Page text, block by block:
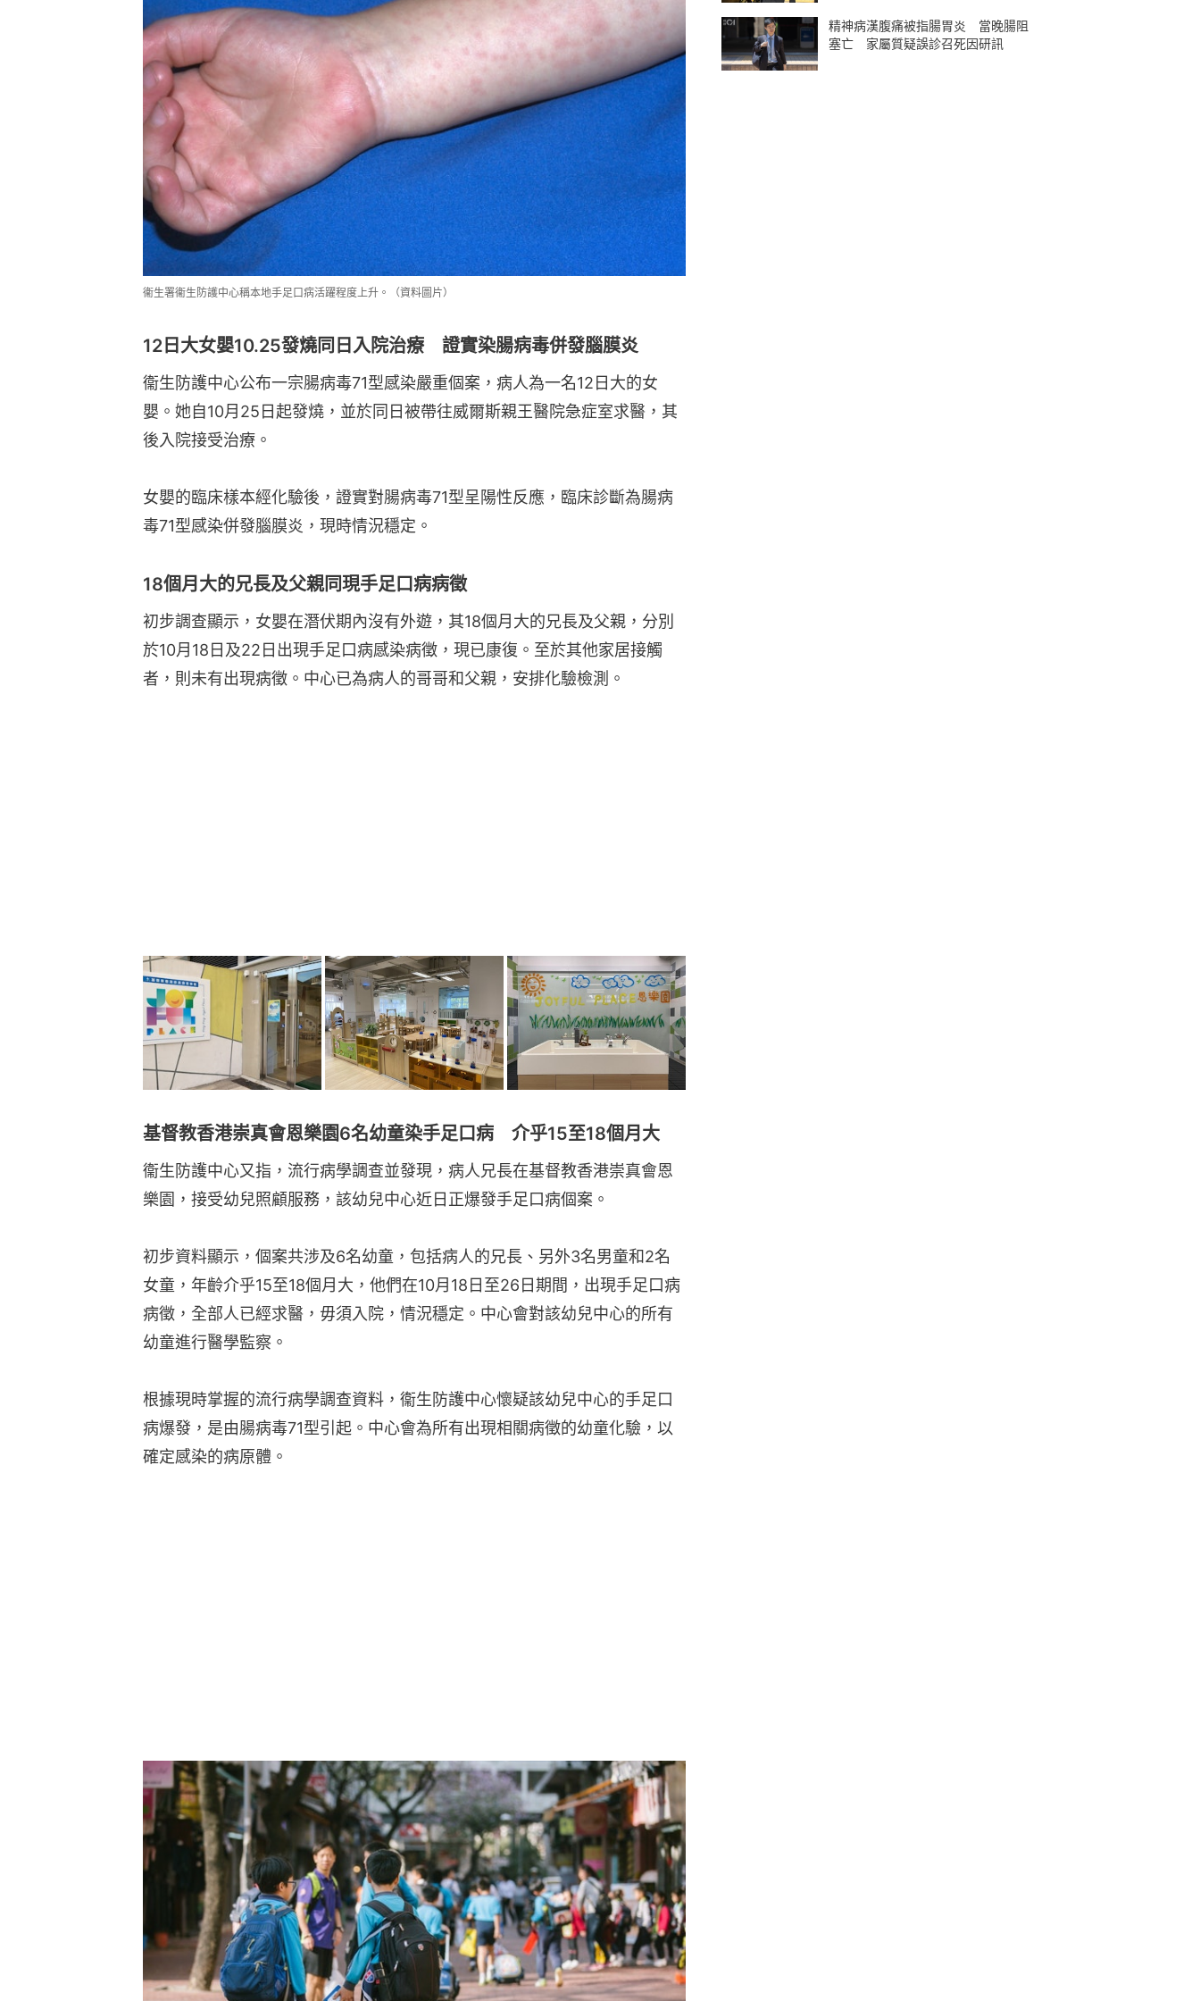
衞生署衞生防護中心稱本地手足口病活躍程度上升。（資料圖片）
12日大女嬰10.25發燒同日入院治療 證實染腸病毒併發腦膜炎
衞生防護中心公布一宗腸病毒71型感染嚴重個案，病人為一名12日大的女
嬰。她自10月25日起發燒，並於同日被帶往威爾斯親王醫院急症室求醫，其
後入院接受治療。
女嬰的臨床樣本經化驗後，證實對腸病毒71型呈陽性反應，臨床診斷為腸病
毒71型感染併發腦膜炎，現時情況穩定。
18個月大的兄長及父親同現手足口病病徵
初步調查顯示，女嬰在潛伏期內沒有外遊，其18個月大的兄長及父親，分別
於10月18日及22日出現手足口病感染病徵，現已康復。至於其他家居接觸
者，則未有出現病徵。中心已為病人的哥哥和父親，安排化驗檢測。
基督教香港崇真會恩樂園6名幼童染手足口病 介乎15至18個月大
衞生防護中心又指，流行病學調查並發現，病人兄長在基督教香港崇真會恩
樂園，接受幼兒照顧服務，該幼兒中心近日正爆發手足口病個案。
初步資料顯示，個案共涉及6名幼童，包括病人的兄長、另外3名男童和2名
女童，年齡介乎15至18個月大，他們在10月18日至26日期間，出現手足口病
病徵，全部人已經求醫，毋須入院，情況穩定。中心會對該幼兒中心的所有
幼童進行醫學監察。
根據現時掌握的流行病學調查資料，衞生防護中心懷疑該幼兒中心的手足口
病爆發，是由腸病毒71型引起。中心會為所有出現相關病徵的幼童化驗，以
確定感染的病原體。
精神病漢腹痛被指腸胃炎 當晚腸阻
塞亡 家屬質疑誤診召死因研訊